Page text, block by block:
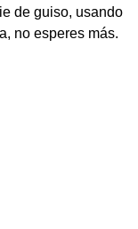
de guiso, usando
no esperes más.